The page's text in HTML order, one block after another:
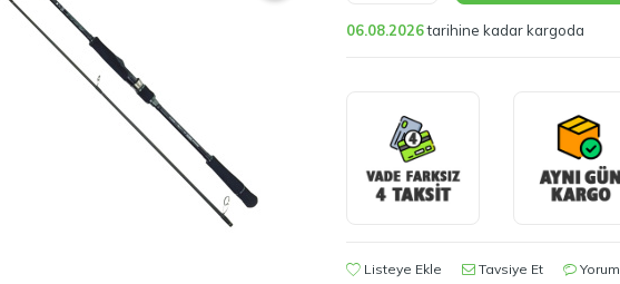
06.08.2026tarihine kadar kargoda
Listeye Ekle Tavsiye Et